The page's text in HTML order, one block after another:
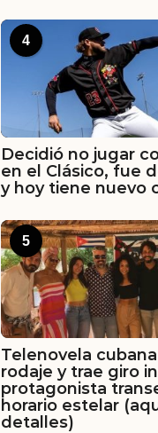
4
Decidió no jugar
en el Clásico, fue
y hoy tiene nuevo
5
Telenovela
rodaje y trae giro
protagonista
horario estelar
detalles)